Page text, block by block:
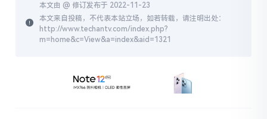
本文由 @ 修订发布于 2022-11-23
本文来自投稿，不代表本站立场，如若转载，请注明出处：
http://www.techantv.com/index.php?
m=home&c=View&a=index&aid=1321